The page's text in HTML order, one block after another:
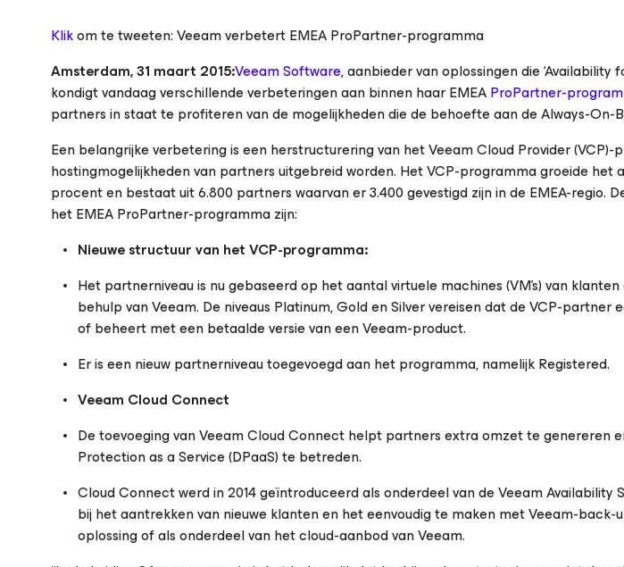
Klikom te tweeten: Veeam verbetert EMEA ProPartner-programma
Amsterdam, 31 maart 2015:Veeam Software, aanbieder van oplossingen die
kondigt vandaag verschillende verbeteringen aan binnen haar EMEAProPartner-
partners in staat te profiteren van de mogelijkheden die de behoefte aan de Always-On-
Een belangrijke verbetering is een herstructurering van het Veeam Cloud Provider
hostingmogelijkheden van partners uitgebreid worden. Het VCP-programma groeide het
procent en bestaat uit 6.800 partners waarvan er 3.400 gevestigd zijn in de EMEA-regio.
het EMEA ProPartner-programma zijn:
Nieuwe structuur van het VCP-programma:
Het partnerniveau is nu gebaseerd op het aantal virtuele machines (VM’s) van
behulp van Veeam. De niveaus Platinum, Gold en Silver vereisen dat de VCP-partner
of beheert met een betaalde versie van een Veeam-product.
Er is een nieuw partnerniveau toegevoegd aan het programma, namelijk Registered.
Veeam Cloud Connect
De toevoeging van Veeam Cloud Connect helpt partners extra omzet te genereren
Protection as a Service (DPaaS) te betreden.
Cloud Connect werd in 2014 geïntroduceerd als onderdeel van de Veeam
bij het aantrekken van nieuwe klanten en het eenvoudig te maken met Veeam-back-
oplossing of als onderdeel van het cloud-aanbod van Veeam.